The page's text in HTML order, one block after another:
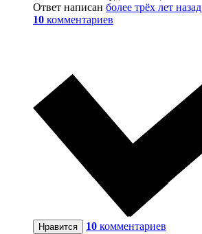
Ответ написан более трёх лет назад
10 комментариев
Нравится 10 комментариев